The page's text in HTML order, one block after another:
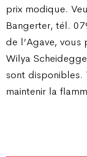
prix modique.
Bangerter, tél.
de l’Agave, vous
Wilya
sont disponibles.
maintenir la